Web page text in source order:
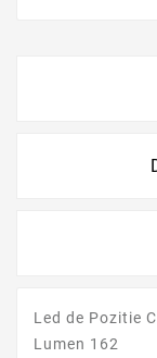
Led de Pozitie
Lumen 162